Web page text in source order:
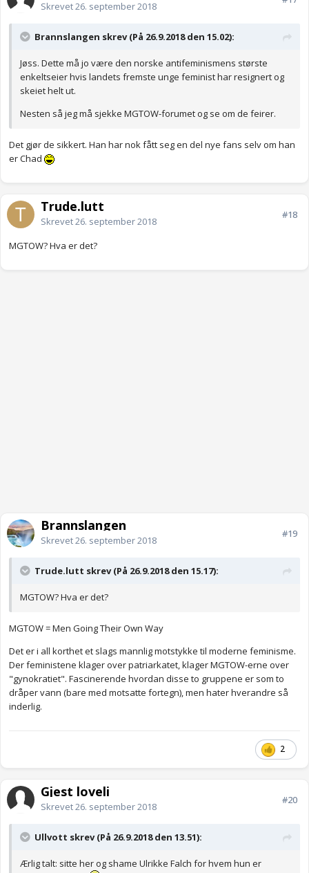
Skrevet26. september 2018
Brannslangen skrev (På 26.9.2018 den 15.02):
Jøss. Dette må jo være den norske antifeminismens største
enkeltseier hvis landets fremste unge feminist har resignert og
skeiet helt ut.
Nesten så jeg må sjekke MGTOW-forumet og se om de feirer.
Det gjør de sikkert. Han har nok fått seg en del nye fans selv om han
er Chad
Trude.lutt
Skrevet26. september 2018
#18
MGTOW? Hva er det?
Brannslangen
Skrevet26. september 2018
#19
Trude.lutt skrev (På 26.9.2018 den 15.17):
MGTOW? Hva er det?
MGTOW = Men Going Their Own Way
Det er i all korthet et slags mannlig motstykke til moderne feminisme.
Der feministene klager over patriarkatet, klager MGTOW-erne over
"gynokratiet". Fascinerende hvordan disse to gruppene er som to
dråper vann (bare med motsatte fortegn), men hater hverandre så
inderlig.
2
Gjest loveli
Skrevet26. september 2018
#20
Ullvott skrev (På 26.9.2018 den 13.51):
Ærlig talt: sitte her og shame Ulrikke Falch for hvem hun er